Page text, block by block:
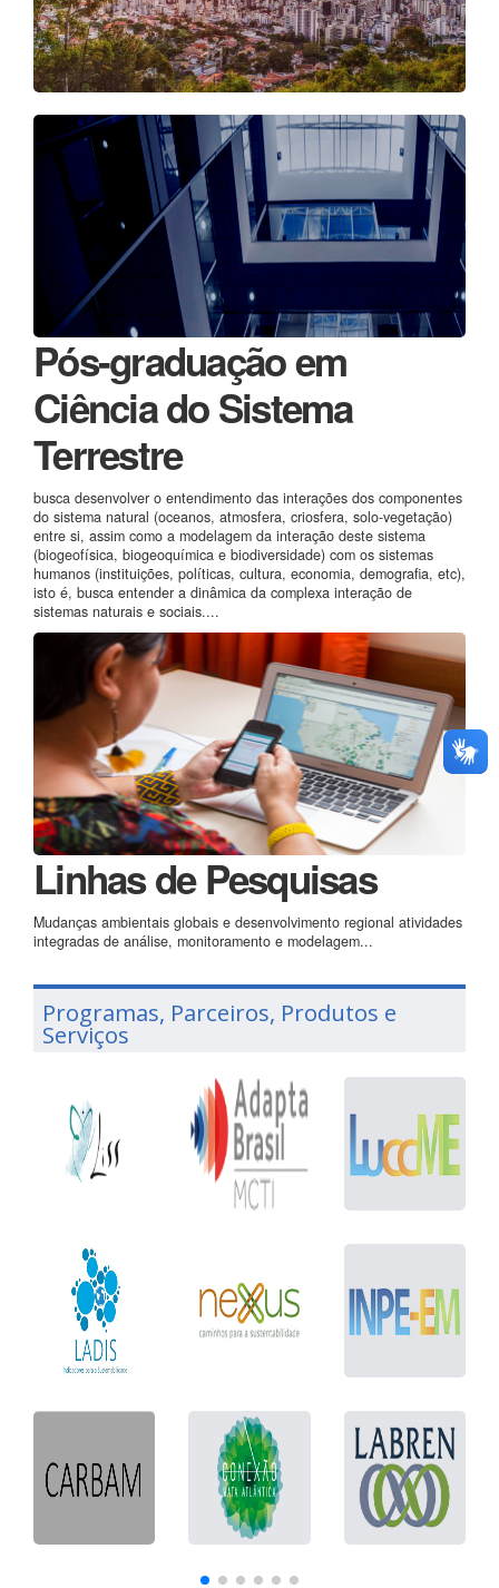
Pós-graduação em
Ciência do Sistema
Terrestre
busca desenvolver o entendimento das interações dos componentes
do sistema natural (oceanos, atmosfera, criosfera, solo-vegetação)
entre si, assim como a modelagem da interação deste sistema
(biogeofísica, biogeoquímica e biodiversidade) com os sistemas
humanos (instituições, políticas, cultura, economia, demografia, etc),
isto é, busca entender a dinâmica da complexa interação de
sistemas naturais e sociais....
Linhas de Pesquisas
Mudanças ambientais globais e desenvolvimento regional atividades
integradas de análise, monitoramento e modelagem...
Programas, Parceiros, Produtos e
Serviços